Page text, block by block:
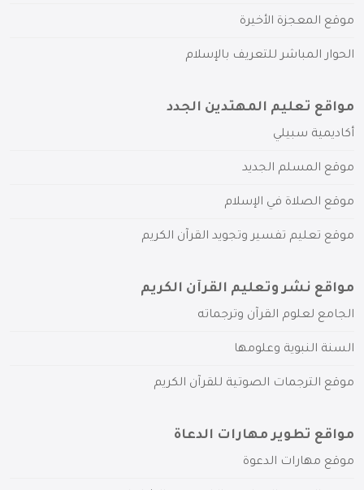
موقع المعجزة الأخيرة
الحوار المباشر للتعريف بالإسلام
مواقع تعليم المهتدين الجدد
أكاديمية سبيلي
موقع المسلم الجديد
موقع الصلاة في الإسلام
موقع تعليم تفسير وتجويد القرآن الكريم
مواقع نشر وتعليم القرآن الكريم
الجامع لعلوم القرآن وترجماته
السنة النبوية وعلومها
موقع الترجمات الصوتية للقرآن الكريم
مواقع تطوير مهارات الدعاة
موقع مهارات الدعوة